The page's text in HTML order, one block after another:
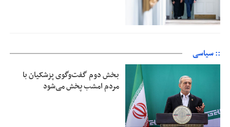
:: سیاسی
بخش دوم گفت‌وگوی پزشکیان با
مردم امشب پخش می‌شود